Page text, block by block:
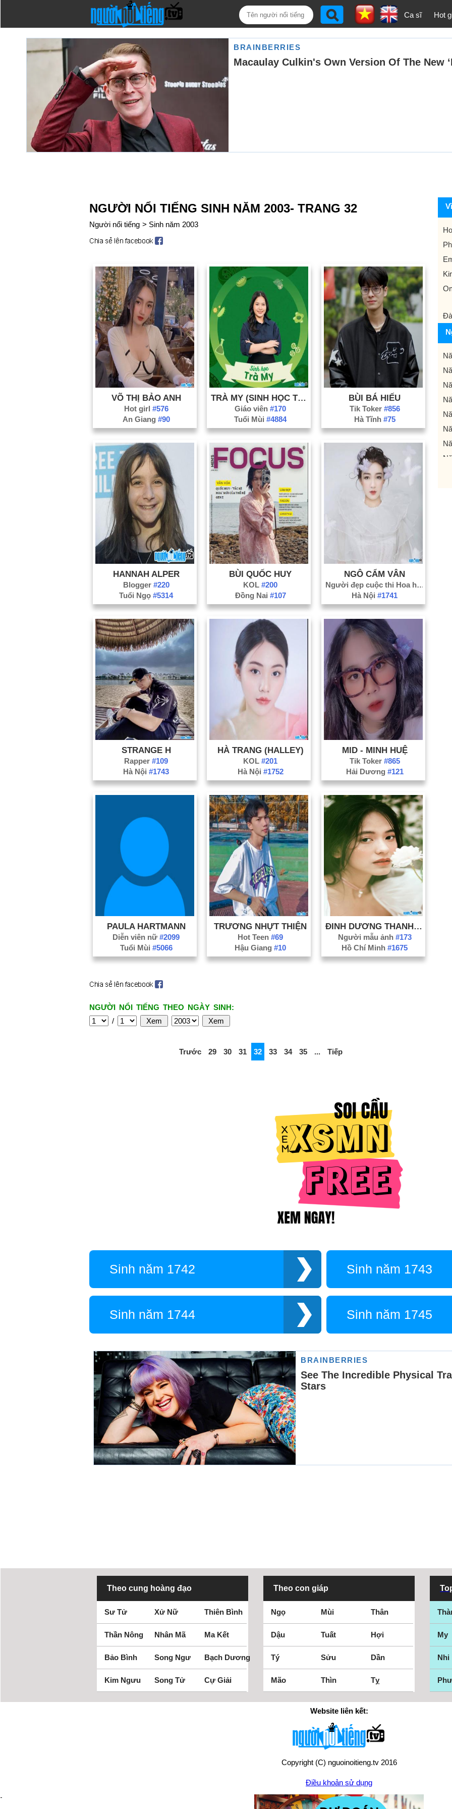
Ca sĩ Hot
NGƯỜI NỔI TIẾNG SINH NĂM 2003- TRANG 32
Người nổi tiếng > Sinh năm 2003
VÕ THỊ BẢO ANH
Hot girl #576
An Giang #90
TRÀ MY (SINH HỌC TRÀ MY)
Giáo viên#170
Tuổi Mùi#4884
BÙI BÁ HIẾU
Tik Toker #856
Hà Tĩnh #75
HANNAH ALPER
Blogger #220
Tuổi Ngọ#5314
BÙI QUỐC HUY
KOL#200
Đồng Nai #107
NGÔ CẨM VÂN
Người đẹp cuộc thi Hoa hậu
Hà Nội#1741
STRANGE H
Rapper#109
Hà Nội#1743
HÀ TRANG (HALLEY)
KOL#201
Hà Nội #1752
MID - MINH HUỆ
Tik Toker #865
Hải Dương #121
PAULA HARTMANN
Diễn viên nữ#2099
Tuổi Mùi #5066
TRƯƠNG NHỰT THIỆN
Hot Teen#69
Hậu Giang#10
ĐINH DƯƠNG THANH NHÃ
Người mẫu ảnh #173
Hồ Chí Minh#1675
NGƯỜI NỔI TIẾNG THEO NGÀY SINH:
/
Trước 29 30 31 32 33 34 35 ... Tiếp
Sinh năm 1742 Sinh năm 1743
Sinh năm 1744 Sinh năm 1745
Theo cung hoàng đạo
Sư Tử Xử Nữ Thiên Bình
Thần Nông Nhân Mã Ma Kết
Bảo Bình Song Ngư Bạch Dương
Kim Ngưu Song Tử Cự Giải
Theo con giáp
Ngọ Mùi Thân
Dậu Tuất Hợi
Tý Sửu Dần
Mão Thìn Tỵ
My
Nhi
Website liên kết:
Copyright (C) nguoinoitieng.tv 2016
Điều khoản sử dụng